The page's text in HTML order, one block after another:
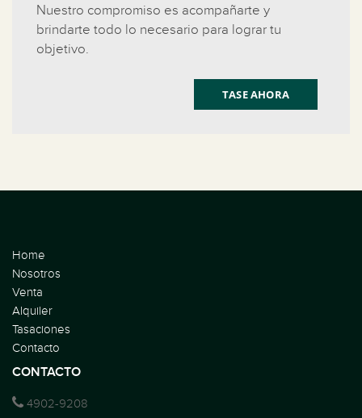
Nuestro compromiso es acompañarte y
brindarte todo lo necesario para lograr tu
objetivo.
TASE AHORA
Home
Nosotros
Venta
Alquiler
Tasaciones
Contacto
CONTACTO
4902-9208